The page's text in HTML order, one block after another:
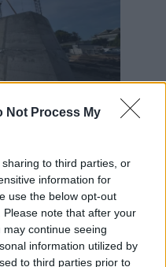
Not Process My
to third parties, or
information for
use the below opt-out
note that after your
continue seeing
information utilized by
to third parties prior to
ponte sul Danubio?
progetto II. B è stata
di fiorini nel 2015.
economica, tale
solo un quinto
di Szíjj.